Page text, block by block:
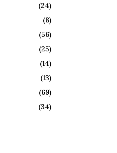
(24)
(8)
(56)
(25)
(14)
(13)
(69)
(34)